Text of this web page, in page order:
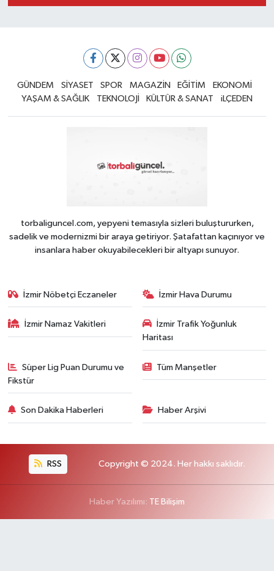
GÜNDEM SİYASET SPOR MAGAZİN EĞİTİM
EKONOMİ
YAŞAM & SAĞLIK
TEKNOLOJİ KÜLTÜR & SANAT iLÇEDEN
torbaliguncel.com, yepyeni temasıyla sizleri buluştururken,
sadelik ve modernizmi bir araya getiriyor. Şatafattan kaçınıyor ve
insanlara haber okuyabilecekleri bir altyapı sunuyor.
İzmir Nöbetçi Eczaneler İzmir Hava Durumu
İzmir Namaz Vakitleri
İzmir Trafik Yoğunluk
Haritası
Süper Lig Puan Durumu ve
Fikstür
Tüm Manşetler
Son Dakika Haberleri Haber Arşivi
RSS Copyright © 2024. Her hakkı saklıdır.
Haber Yazılımı: TE Bilişim